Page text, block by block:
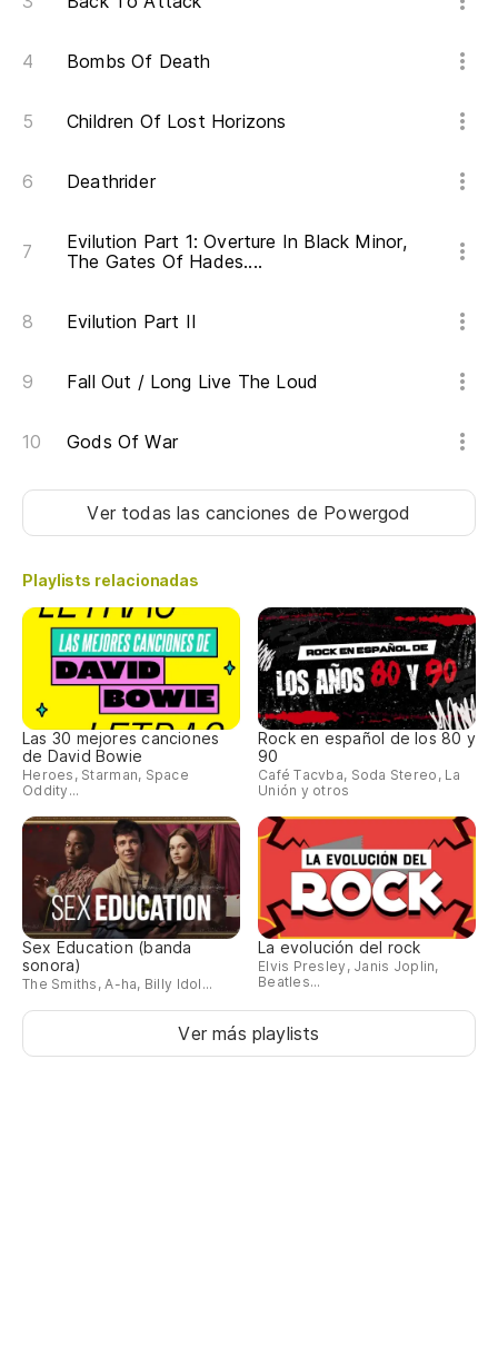
Bombs Of Death
Children Of Lost Horizons
Deathrider
Evilution Part 1: Overture In Black Minor,
The Gates Of Hades....
Evilution Part II
Fall Out / Long Live The Loud
Gods Of War
Ver todas las canciones de Powergod
Playlists relacionadas
Las 30 mejores canciones
de David Bowie
Heroes, Starman, Space
Oddity...
Rock en español de los 80 y
90
Café Tacvba, Soda Stereo, La
Unión y otros
Sex Education (banda
sonora)
The Smiths, A-ha, Billy Idol...
La evolución del rock
Elvis Presley, Janis Joplin,
Beatles...
Ver más playlists